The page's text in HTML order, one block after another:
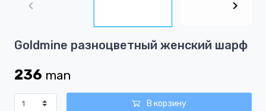
1
3
Goldmine разноцветный женский шарф
236 man
В корзину